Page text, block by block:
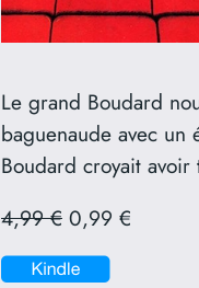
Le grand Boudard
baguenaude avec
Boudard croyait
4,99 € 0,99 €